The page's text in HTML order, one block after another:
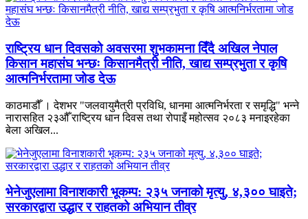
राष्ट्रिय धान दिवसको अवसरमा शुभकामना दिँदै अखिल नेपाल
किसान महासंघ भन्छः किसानमैत्री नीति, खाद्य सम्प्रभुता र कृषि
आत्मनिर्भरतामा जोड देऊ
काठमाडौँ । देशभर "जलवायुमैत्री प्रविधि, धानमा आत्मनिर्भरता र समृद्धि" भन्ने
नारासहित २३औँ राष्ट्रिय धान दिवस तथा रोपाइँ महोत्सव २०८३ मनाइरहेका
बेला अखिल...
भेनेजुएलामा विनाशकारी भूकम्प: २३५ जनाको मृत्यु, ४,३०० घाइते;
सरकारद्वारा उद्धार र राहतको अभियान तीव्र